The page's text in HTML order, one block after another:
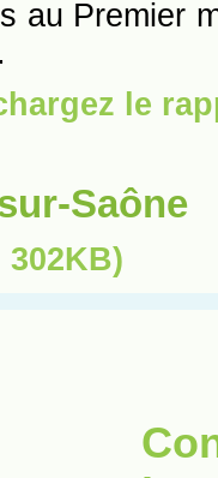
Saône
302KB)